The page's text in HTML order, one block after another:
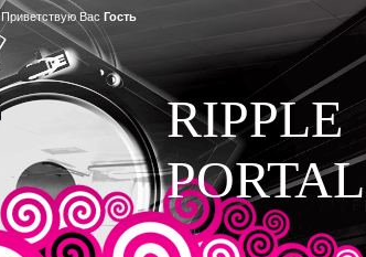
Приветствую Вас Гость
RIPPLE
PORTAL